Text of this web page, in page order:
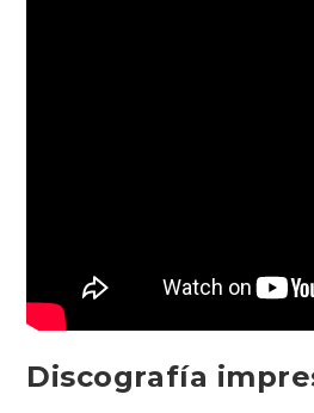
Discografía